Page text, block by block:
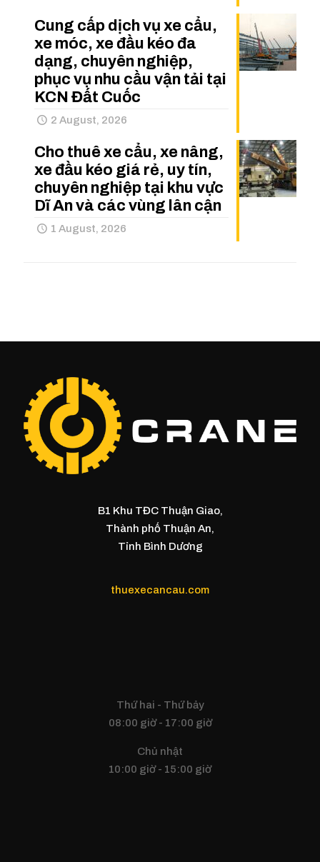
Cung cấp dịch vụ xe cẩu,
xe móc, xe đầu kéo đa
dạng, chuyên nghiệp,
phục vụ nhu cầu vận tải tại
KCN Đất Cuốc
2 August, 2026
Cho thuê xe cẩu, xe nâng,
xe đầu kéo giá rẻ, uy tín,
chuyên nghiệp tại khu vực
Dĩ An và các vùng lân cận
1 August, 2026
B1 Khu TĐC Thuận Giao,
Thành phố Thuận An,
Tỉnh Bình Dương
thuexecancau.com
Thứ hai - Thứ bảy
08:00 giờ - 17:00 giờ
Chủ nhật
10:00 giờ - 15:00 giờ